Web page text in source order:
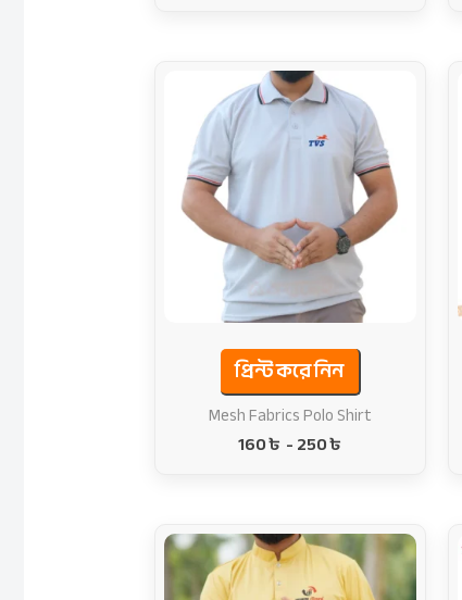
প্রিন্ট করে নিন
Mesh Fabrics Polo Shirt
160৳ -250৳